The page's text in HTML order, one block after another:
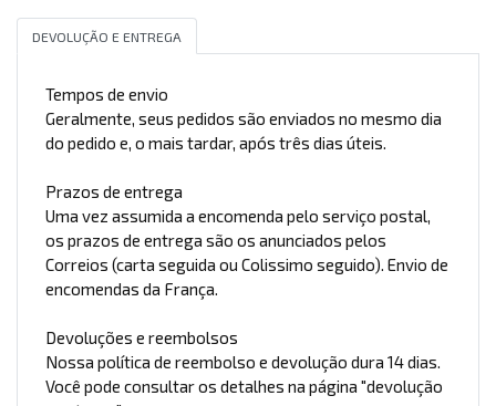
DEVOLUÇÃO E ENTREGA
Tempos de envio
Geralmente, seus pedidos são enviados no mesmo dia
do pedido e, o mais tardar, após três dias úteis.
Prazos de entrega
Uma vez assumida a encomenda pelo serviço postal,
os prazos de entrega são os anunciados pelos
Correios (carta seguida ou Colissimo seguido). Envio de
encomendas da França.
Devoluções e reembolsos
Nossa política de reembolso e devolução dura 14 dias.
Você pode consultar os detalhes na página "devolução